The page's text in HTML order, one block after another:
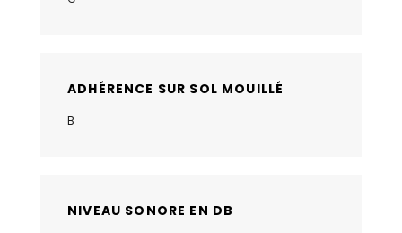
ADHÉRENCE SUR SOL MOUILLÉ
B
NIVEAU SONORE EN DB